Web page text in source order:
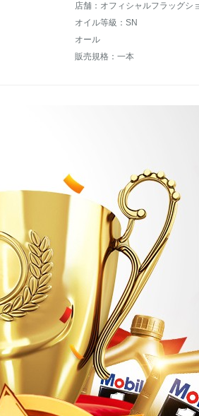
オイル等級：SN
オール
販売規格：一本